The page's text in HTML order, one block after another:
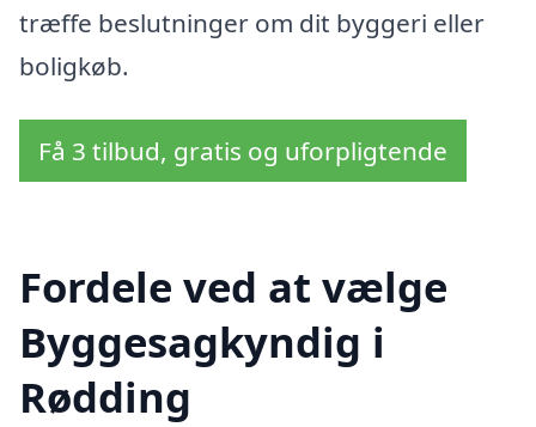
træffe beslutninger om dit byggeri eller
boligkøb.
Få 3 tilbud, gratis og uforpligtende
Fordele ved at vælge
Byggesagkyndig i
Rødding